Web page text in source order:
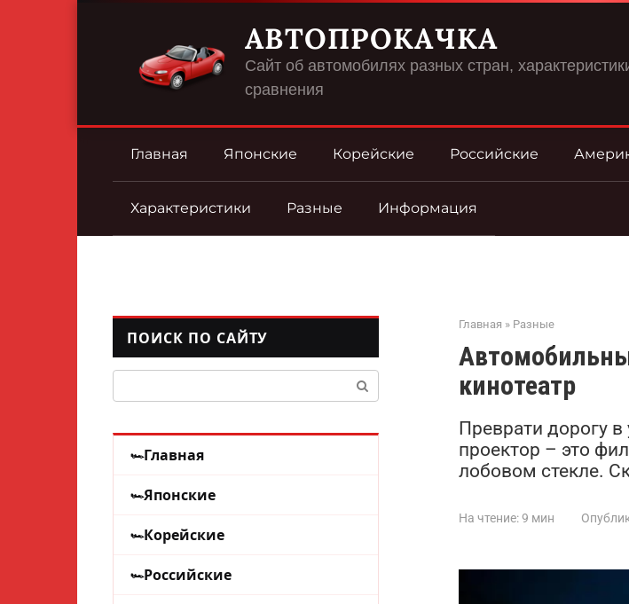
АВТОПРОКАЧКА
Сайт об автомобилях разных стран,
сравнения
Главная Японские Корейские Российские
Характеристики Разные Информация
Главная » Разные
кинотеатр
Преврати дорогу
проектор – это
лобовом стекле.
На чтение:9 мин
ПОИСК ПО САЙТУ
Главная
Японские
Корейские
Российские